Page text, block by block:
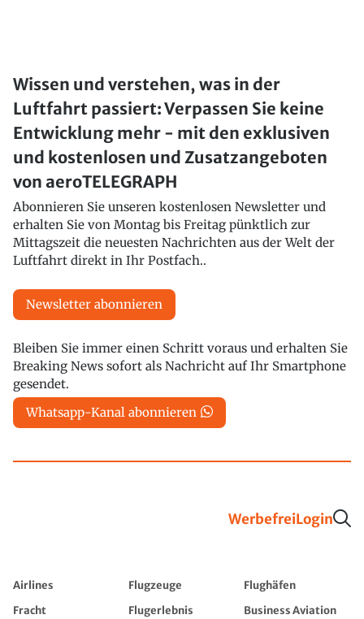
Wissen und verstehen, was in der
Luftfahrt passiert: Verpassen Sie keine
Entwicklung mehr - mit den exklusiven
und kostenlosen und Zusatzangeboten
von aeroTELEGRAPH
Abonnieren Sie unseren kostenlosen Newsletter und
erhalten Sie von Montag bis Freitag pünktlich zur
Mittagszeit die neuesten Nachrichten aus der Welt der
Luftfahrt direkt in Ihr Postfach..
Newsletter abonnieren
Bleiben Sie immer einen Schritt voraus und erhalten Sie
Breaking News sofort als Nachricht auf Ihr Smartphone
gesendet.
Whatsapp-Kanal abonnieren
WerbefreiLogin
Airlines Flugzeuge
Flughäfen
Fracht
Flugerlebnis
Business Aviation